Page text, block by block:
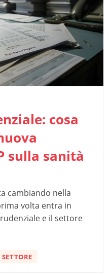
cosa
sulla sanità
cambiando nella
volta entra in
e il settore